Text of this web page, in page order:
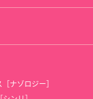
ナゾロジー］